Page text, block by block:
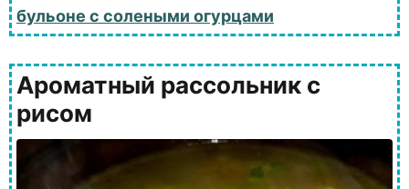
бульоне с солеными огурцами
Ароматный рассольник с
рисом